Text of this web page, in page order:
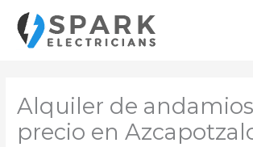
contenido
Alquiler de
precio en